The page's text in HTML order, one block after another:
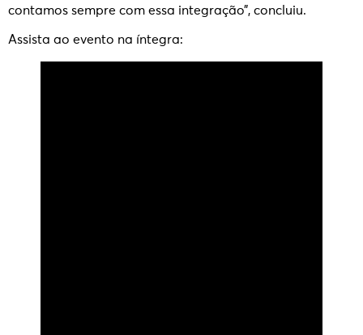
contamos sempre com essa integração”, concluiu.
Assista ao evento na íntegra: